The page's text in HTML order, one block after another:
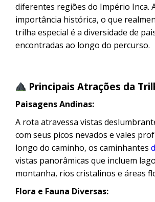
diferentes regiões do Império Inca.
importância histórica, o que
trilha especial é a diversidade de
encontradas ao longo do percurso.
Principais Atrações da
Paisagens Andinas:
A rota atravessa vistas
com seus picos nevados e vales
longo do caminho, os caminhantes
vistas panorâmicas que incluem
montanha, rios cristalinos e áreas
Flora e Fauna Diversas: